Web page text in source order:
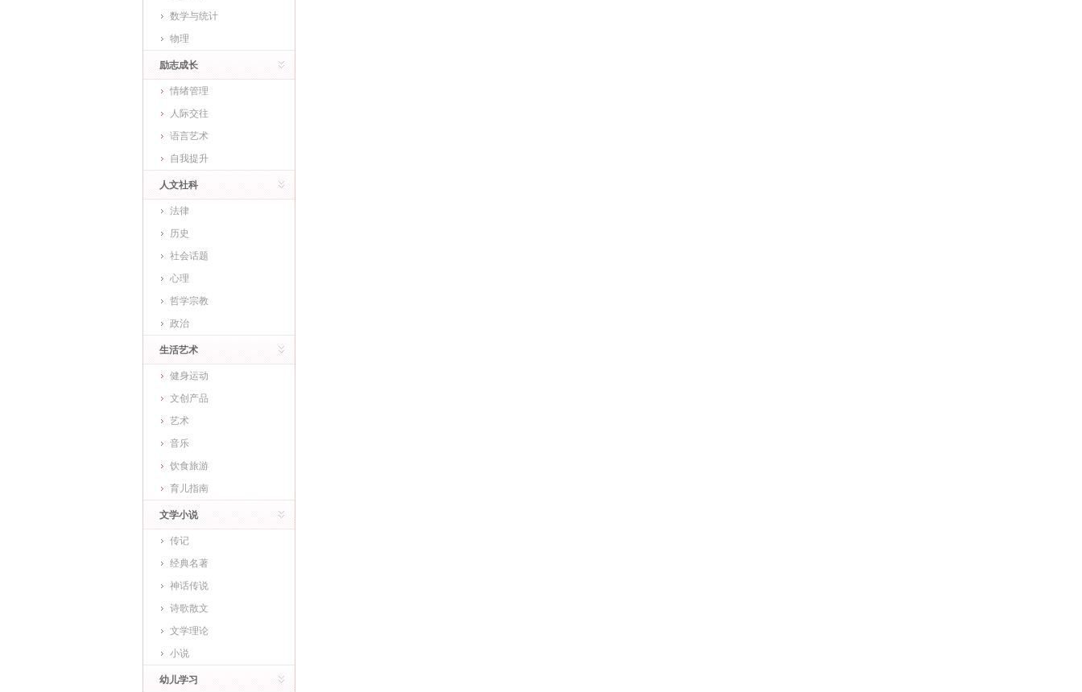
数学与统计
物理
励志成长
情绪管理
人际交往
语言艺术
自我提升
人文社科
法律
历史
社会话题
心理
哲学宗教
政治
生活艺术
健身运动
文创产品
艺术
音乐
饮食旅游
育儿指南
文学小说
传记
经典名著
神话传说
诗歌散文
文学理论
小说
幼儿学习